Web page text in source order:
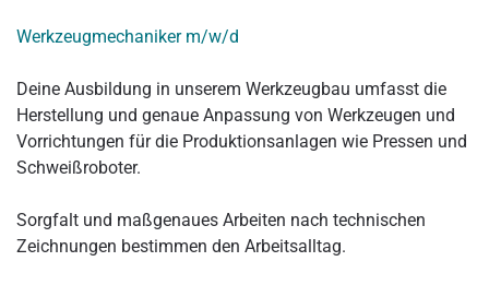
Werkzeugmechaniker m/w/d
Deine Ausbildung in unserem Werkzeugbau umfasst die
Herstellung und genaue Anpassung von Werkzeugen und
Vorrichtungen für die Produktionsanlagen wie Pressen und
Schweißroboter.
Sorgfalt und maßgenaues Arbeiten nach technischen
Zeichnungen bestimmen den Arbeitsalltag.